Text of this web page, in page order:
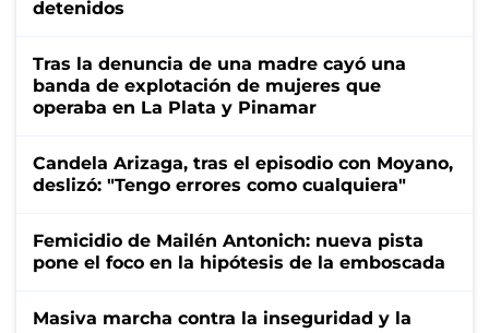
detenidos
Tras la denuncia de una madre cayó una
banda de explotación de mujeres que
operaba en La Plata y Pinamar
Candela Arizaga, tras el episodio con Moyano,
deslizó: "Tengo errores como cualquiera"
Femicidio de Mailén Antonich: nueva pista
pone el foco en la hipótesis de la emboscada
Masiva marcha contra la inseguridad y la